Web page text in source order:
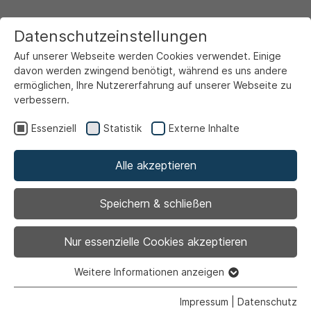
Stellen- & Ausbildungsbörse
Zurück|Festanstellung |Minijob |Teilzeit
Psychologe (m/w/d) im
Datenschutzeinstellungen
Auf unserer Webseite werden Cookies verwendet. Einige
davon werden zwingend benötigt, während es uns andere
ermöglichen, Ihre Nutzererfahrung auf unserer Webseite zu
verbessern.
Essenziell Statistik Externe Inhalte
Alle akzeptieren
Speichern & schließen
Nur essenzielle Cookies akzeptieren
Essenzielle Cookies werden für grundlegende Funktionen
Weitere Informationen anzeigen
Impressum Datenschutz